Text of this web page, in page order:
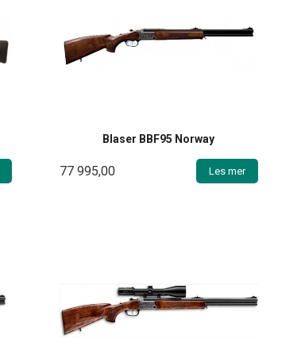
Blaser BBF95 Norway
77 995,00 Les mer